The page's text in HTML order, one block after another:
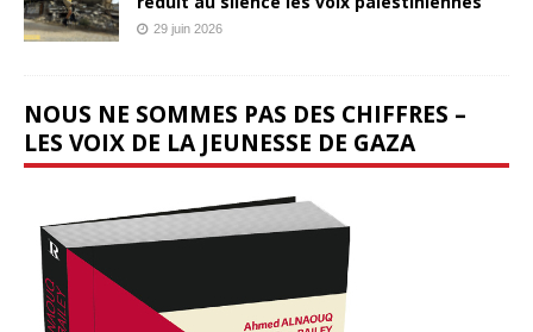
29 juin 2026
NOUS NE SOMMES PAS DES CHIFFRES –
LES VOIX DE LA JEUNESSE DE GAZA